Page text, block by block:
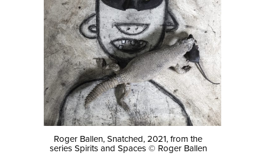
Roger Ballen, Snatched, 2021, from the
series Spirits and Spaces © Roger Ballen